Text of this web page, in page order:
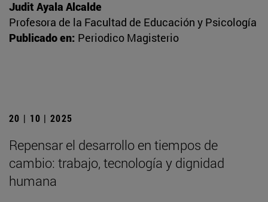
Judit Ayala Alcalde
Profesora de la Facultad de Educación y Psicología
Publicado en: Periodico Magisterio
20 | 10 | 2025
Repensar el desarrollo en tiempos de
cambio: trabajo, tecnología y dignidad
humana